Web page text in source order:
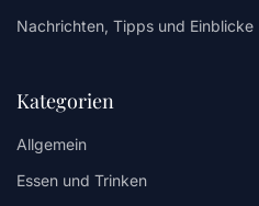
Nachrichten, Tipps und Einblicke
Kategorien
Allgemein
Essen und Trinken